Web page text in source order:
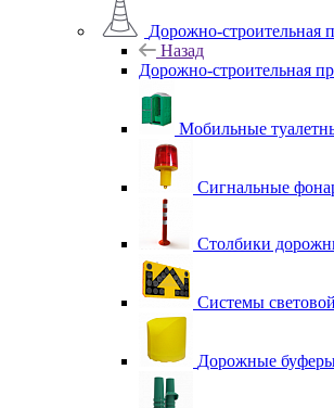
Дорожно-строительная
Назад
Дорожно-строительная
Мобильные
Сигнальные
Столбики
Системы
Дорожные